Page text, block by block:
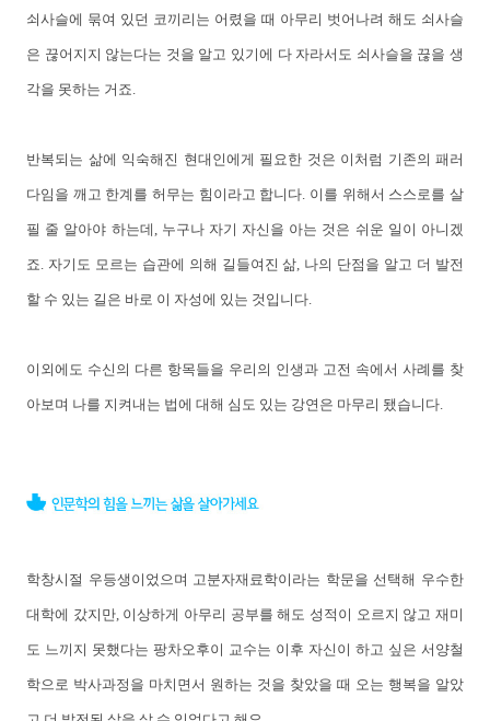
쇠사슬에 묶여 있던 코끼리는 어렸을 때 아무리 벗어나려 해도 쇠사슬
은 끊어지지 않는다는 것을 알고 있기에 다 자라서도 쇠사슬을 끊을 생
각을 못하는 거죠.
반복되는 삶에 익숙해진 현대인에게 필요한 것은 이처럼 기존의 패러
다임을 깨고 한계를 허무는 힘이라고 합니다. 이를 위해서 스스로를 살
필 줄 알아야 하는데, 누구나 자기 자신을 아는 것은 쉬운 일이 아니겠
죠. 자기도 모르는 습관에 의해 길들여진 삶, 나의 단점을 알고 더 발전
할 수 있는 길은 바로 이 자성에 있는 것입니다.
이외에도 수신의 다른 항목들을 우리의 인생과 고전 속에서 사례를 찾
아보며 나를 지켜내는 법에 대해 심도 있는 강연은 마무리 됐습니다.
학창시절 우등생이었으며 고분자재료학이라는 학문을 선택해 우수한
대학에 갔지만, 이상하게 아무리 공부를 해도 성적이 오르지 않고 재미
도 느끼지 못했다는 팡차오후이 교수는 이후 자신이 하고 싶은 서양철
학으로 박사과정을 마치면서 원하는 것을 찾았을 때 오는 행복을 알았